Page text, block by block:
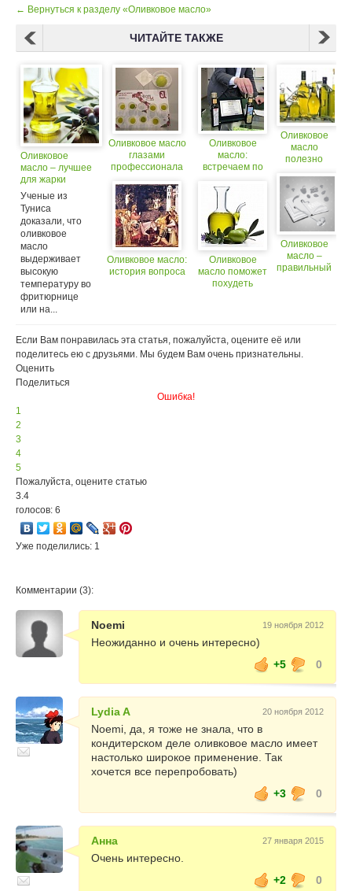
← Вернуться к разделу «Оливковое масло»
ЧИТАЙТЕ ТАКЖЕ
Оливковое
масло – лучшее
для жарки
Ученые из
Туниса
доказали, что
оливковое
масло
выдерживает
высокую
температуру во
фритюрнице
или на...
Оливковое масло
глазами
профессионала
Оливковое масло:
история вопроса
Оливковое
масло:
встречаем по
Оливковое
масло поможет
похудеть
Оливковое
масло
полезно
Оливковое
масло –
правильный
Если Вам понравилась эта статья, пожалуйста, оцените её или
поделитесь ею с друзьями. Мы будем Вам очень признательны.
Оценить
Поделиться
Ошибка!
1
2
3
4
5
Пожалуйста, оцените статью
3.4
голосов: 6
Уже поделились: 1
Комментарии (3):
Noemi 19 ноября 2012
Неожиданно и очень интересно)
+5
0
Lydia A 20 ноября 2012
Noemi, да, я тоже не знала, что в
кондитерском деле оливковое масло имеет
настолько широкое применение. Так
хочется все перепробовать)
+3
0
Анна 27 января 2015
Очень интересно.
+2
0